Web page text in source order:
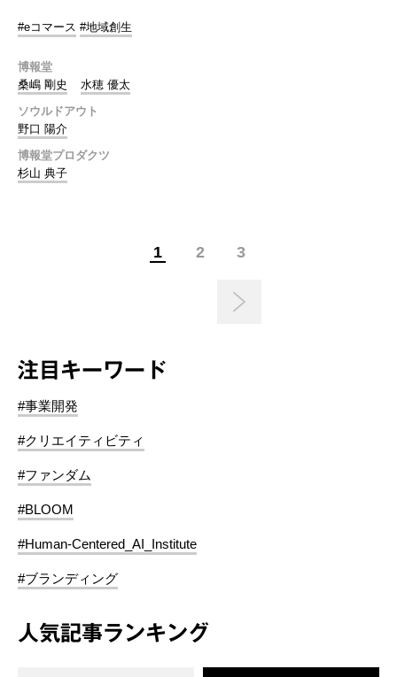
#eコマース #地域創生
博報堂
桑嶋 剛史
水穂 優太
ソウルドアウト
野口 陽介
博報堂プロダクツ
杉山 典子
1 2 3
注目キーワード
#事業開発
#クリエイティビティ
#ファンダム
#BLOOM
#Human-Centered_AI_Institute
#ブランディング
人気記事ランキング